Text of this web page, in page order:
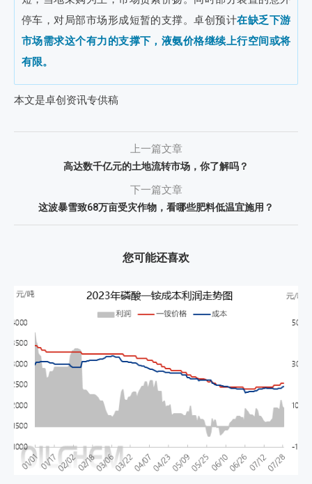
停车，对局部市场形成短暂的支撑。卓创预计在缺乏下游
市场需求这个有力的支撑下，液氨价格继续上行空间或将
有限。
本文是卓创资讯专供稿
上一篇文章
高达数千亿元的土地流转市场，你了解吗？
下一篇文章
这波暴雪致68万亩受灾作物，看哪些肥料低温宜施用？
您可能还喜欢